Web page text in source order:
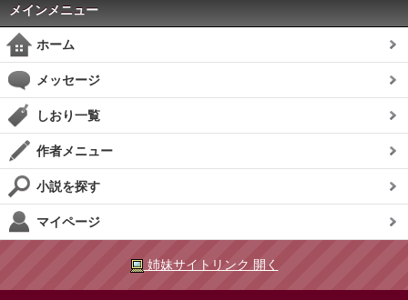
メインメニュー
ホーム
メッセージ
しおり一覧
作者メニュー
小説を探す
マイページ
姉妹サイトリンク 開く